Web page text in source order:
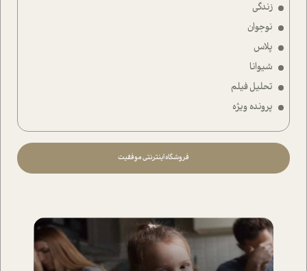
زندگی
نوجوان
پلاس
شیوانا
تحلیل فیلم
پرونده ویژه
فروشگاه اینترنتی موفقیت